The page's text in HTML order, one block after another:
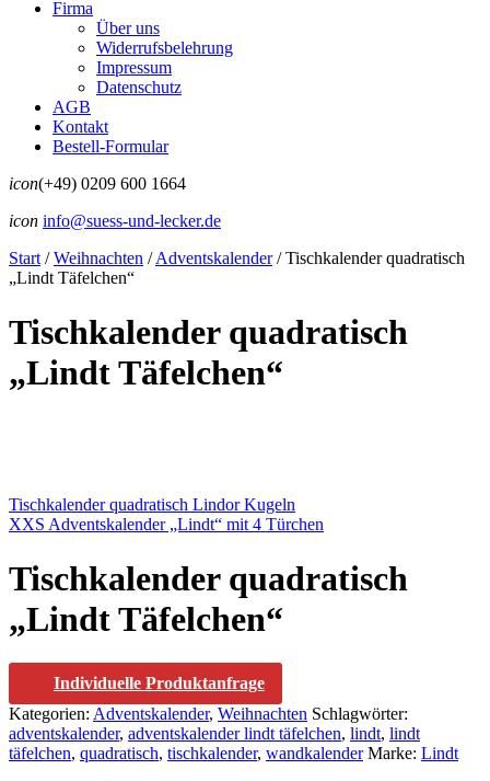
Firma
Über uns
Widerrufsbelehrung
Impressum
Datenschutz
AGB
Kontakt
Bestell-Formular
icon(+49) 0209 600 1664
icon info@suess-und-lecker.de
Start / Weihnachten /Adventskalender /Tischkalender quadratisch
„Lindt Täfelchen“
Tischkalender quadratisch
„Lindt Täfelchen“
Tischkalender quadratisch Lindor Kugeln
XXS Adventskalender „Lindt“ mit 4 Türchen
Tischkalender quadratisch
„Lindt Täfelchen“
Individuelle Produktanfrage
Kategorien: Adventskalender, Weihnachten Schlagwörter:
adventskalender, adventskalender lindt täfelchen, lindt, lindt
täfelchen, quadratisch, tischkalender, wandkalender Marke: Lindt